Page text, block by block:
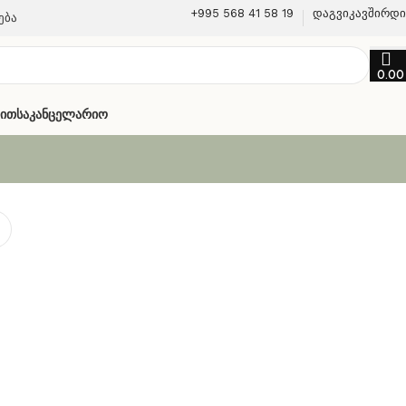
+995 568 41 58 19
0.00
Საკანცელარიო